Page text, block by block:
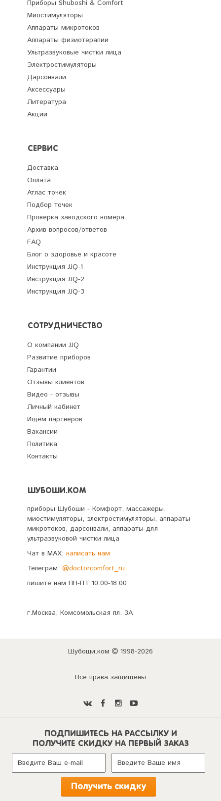
Приборы Shuboshi & Comfort
Миостимуляторы
Аппараты микротоков
Аппараты физиотерапии
Ультразвуковые чистки лица
Электростимуляторы
Дарсонвали
Аксессуары
Литература
Акции
СЕРВИС
Доставка
Оплата
Атлас точек
Подбор точек
Проверка заводского номера
Архив вопросов/ответов
FAQ
Блог о здоровье и красоте
Инструкция JJQ-1
Инструкция JJQ-2
Инструкция JJQ-3
СОТРУДНИЧЕСТВО
О компании JJQ
Развитие приборов
Гарантии
Отзывы клиентов
Видео - отзывы
Личный кабинет
Ищем партнеров
Вакансии
Политика
Контакты
ШУБОШИ.КОМ
приборы Шубоши - Комфорт, массажеры,
миостимуляторы, электростимуляторы, аппараты
микротоков, дарсонвали, аппараты для
ультразвуковой чистки лица
Чат в MAX: написать нам
Телеграм: @doctorcomfort_ru
пишите нам ПН-ПТ 10:00-18:00
г.Москва, Комсомольская пл. 3А
Шубоши.ком 1998-2026
Все права защищены
ПОДПИШИТЕСЬ НА РАССЫЛКУ И
ПОЛУЧИТЕ СКИДКУ НА ПЕРВЫЙ ЗАКАЗ